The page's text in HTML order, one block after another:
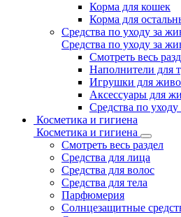
Корма для кошек
Корма для
Средства по уходу за
Средства по уходу за
Смотреть весь
Наполнители для
Игрушки для
Аксессуары для
Средства по
Косметика и гигиена
Косметика и гигиена
Смотреть весь раздел
Средства для лица
Средства для волос
Средства для тела
Парфюмерия
Солнцезащитные